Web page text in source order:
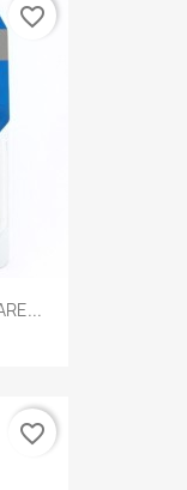
favorite_border
favorite_border